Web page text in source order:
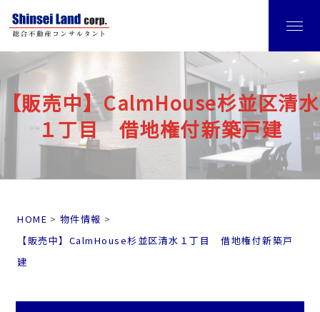
【販売中】CalmHouse杉並区清水
１丁目 借地権付新築戸建
HOME
物件情報
【販売中】CalmHouse杉並区清水１丁目 借地権付新築戸
建